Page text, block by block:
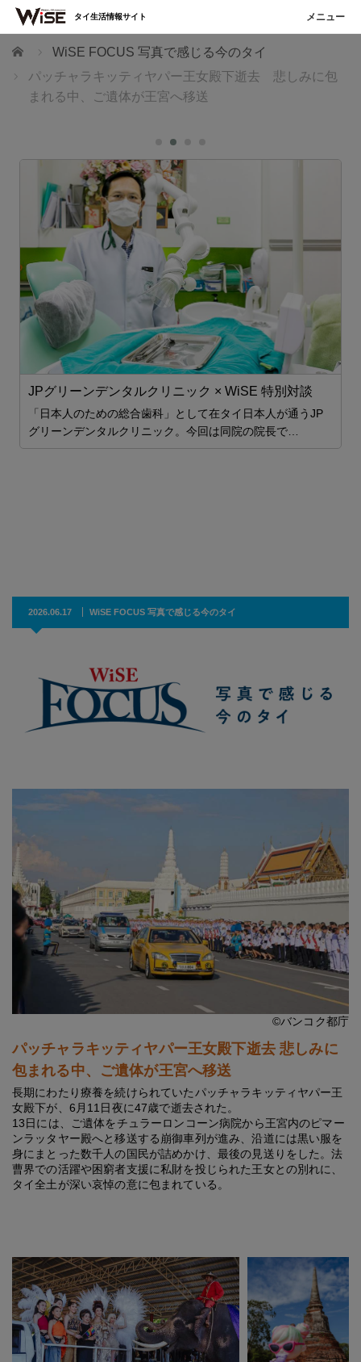
ホーム
WiSE FOCUS 写真で感じる今のタイ
パッチャラキッティヤパー王女殿下逝去 悲しみに包
まれる中、ご遺体が王宮へ移送
JPグリーンデンタルクリニック × WiSE 特別対談
「日本人のための総合歯科」として在タイ日本人が通うJP
グリーンデンタルクリニック。今回は同院の院長で…
2026.06.17 WiSE FOCUS 写真で感じる今のタイ
©バンコク都庁
パッチャラキッティヤパー王女殿下逝去 悲しみに
包まれる中、ご遺体が王宮へ移送
長期にわたり療養を続けられていたパッチャラキッティヤパー王
女殿下が、6月11日夜に47歳で逝去された。
13日には、ご遺体をチュラーロンコーン病院から王宮内のピマー
ンラッタヤー殿へと移送する崩御車列が進み、沿道には黒い服を
身にまとった数千人の国民が詰めかけ、最後の見送りをした。法
曹界での活躍や困窮者支援に私財を投じられた王女との別れに、
タイ全土が深い哀悼の意に包まれている。
タイ生活情報サイト